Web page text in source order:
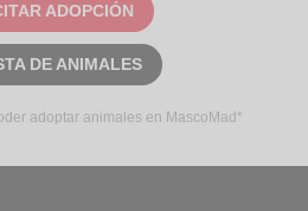
ADOPCIÓN
DE ANIMALES
adoptar animales en MascoMad*